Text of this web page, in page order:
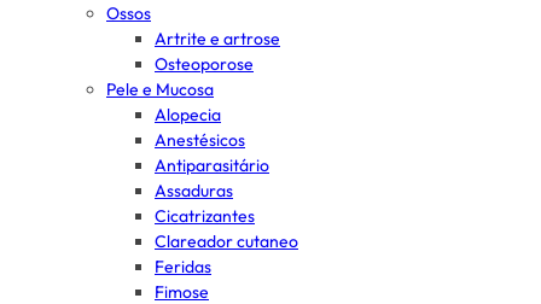
Ossos
Artrite e artrose
Osteoporose
Pele e Mucosa
Alopecia
Anestésicos
Antiparasitário
Assaduras
Cicatrizantes
Clareador cutaneo
Feridas
Fimose